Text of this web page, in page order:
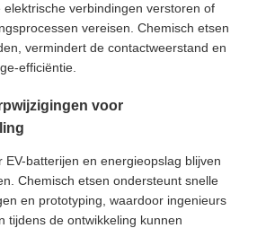
verbindingen verstoren of
vereisen. Chemisch etsen
vermindert de contactweerstand en
efficiëntie.
voor
EV-batterijen en energieopslag blijven
Chemisch etsen ondersteunt snelle
en prototyping, waardoor ingenieurs
tijdens de ontwikkeling kunnen